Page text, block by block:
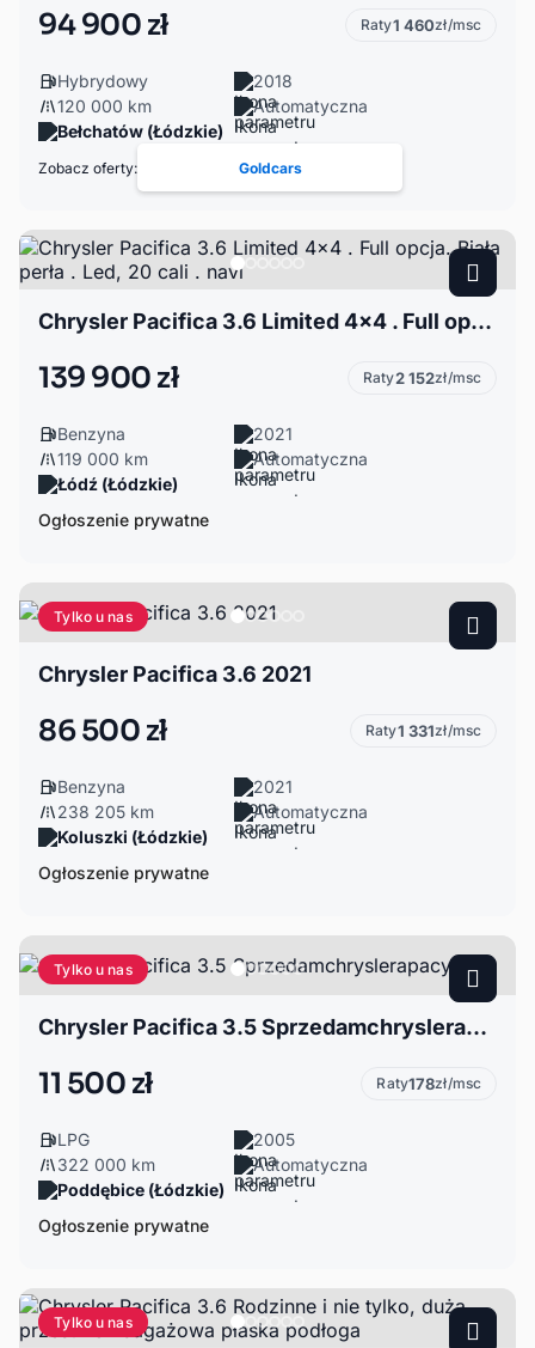
94 900 zł Raty1 460zł/msc
Hybrydowy
2018
120 000 km
Automatyczna
Bełchatów (Łódzkie)
Zobacz oferty: Goldcars
Chrysler Pacifica 3.6 Limited 4x4 . Full opcja. Biała perła . Led, 20 cali . navi
139 900 zł Raty2 152zł/msc
Benzyna
2021
119 000 km
Automatyczna
Łódź (Łódzkie)
Ogłoszenie prywatne
Tylko u nas
Chrysler Pacifica 3.6 2021
86 500 zł Raty1 331zł/msc
Benzyna
2021
238 205 km
Automatyczna
Koluszki (Łódzkie)
Ogłoszenie prywatne
Tylko u nas
Chrysler Pacifica 3.5 Sprzedamchryslerapacyfike
11 500 zł Raty178zł/msc
LPG
2005
322 000 km
Automatyczna
Poddębice (Łódzkie)
Ogłoszenie prywatne
Tylko u nas